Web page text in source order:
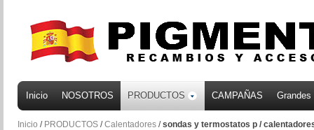
Inicio NOSOTROS PRODUCTOS CAMPAÑAS
Inicio / PRODUCTOS /Calentadores /sondas y termostatos p /